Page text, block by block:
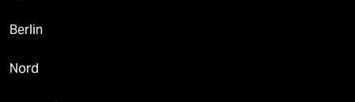
Berlin
Nord